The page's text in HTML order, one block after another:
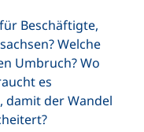
Beschäftigte,
Welche
Umbruch? Wo
es
damit der Wandel